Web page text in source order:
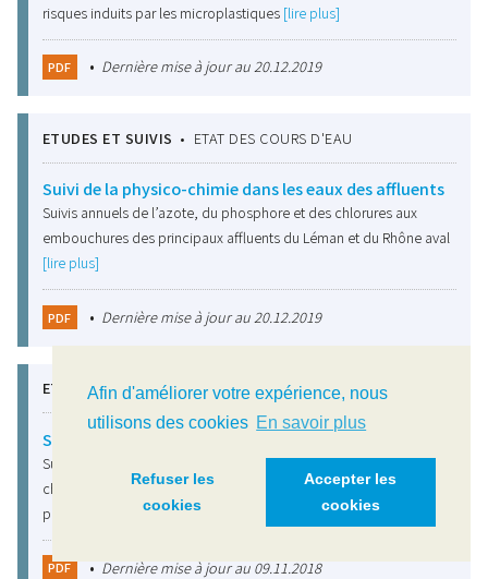
Afin d'améliorer votre expérience, nous
utilisons des cookies En savoir plus
Refuser les
cookies
Accepter les
cookies
risques induits par les microplastiques [lire plus]
PDF • Dernière mise à jour au 20.12.2019
ETUDES ET SUIVIS • ETAT DES COURS D'EAU
Suivi de la physico-chimie dans les eaux des affluents
Suivis annuels de l’azote, du phosphore et des chlorures aux
embouchures des principaux affluents du Léman et du Rhône aval
[lire plus]
PDF • Dernière mise à jour au 20.12.2019
ETUDES ET SUIVIS •ETAT ECOLOGIQUE DU LAC
Suivi du Zoobenthos profond du Léman
Suivis du zoobenthos (vers oligochètes, les insectes
chironomides, et les mollusques sphaeriidés) dans les sédiments
profonds du Léman (petit et…
PDF •Dernière mise à jour au 09.11.2018